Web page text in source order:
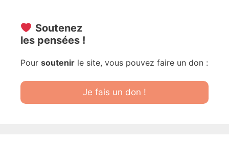
Soutenez
les pensées !
Pour soutenir le site, vous pouvez faire un don :
Je fais un don !